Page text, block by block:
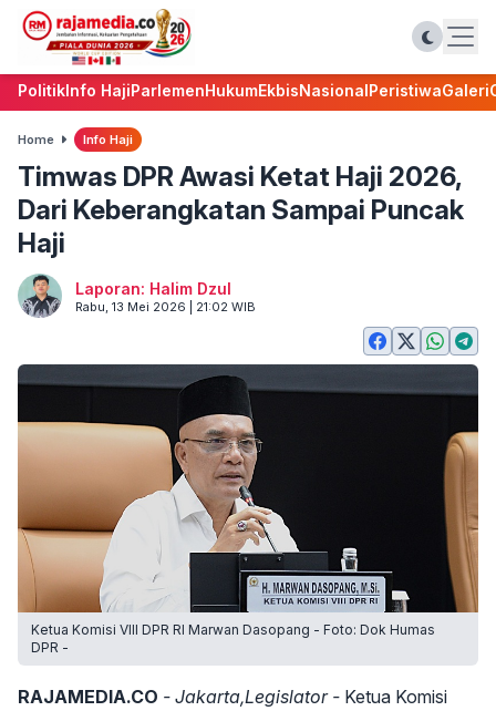
PolitikInfo HajiParlemenHukumEkbisNasionalPeristiwaGaleri
Home Info Haji
Timwas DPR Awasi Ketat Haji 2026,
Dari Keberangkatan Sampai Puncak
Haji
Laporan: Halim Dzul
Rabu, 13 Mei 2026 | 21:02 WIB
Ketua Komisi VIII DPR RI Marwan Dasopang - Foto: Dok Humas
DPR -
RAJAMEDIA.CO - Jakarta,Legislator - Ketua Komisi